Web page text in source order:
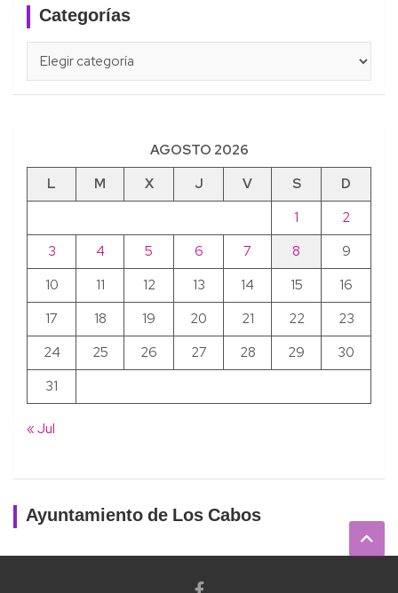
Categorías
AGOSTO 2026
L
M X J V S
D
1
2
3
4 5 6 7 8
9
10
11 12 13 14 15
16
17
18 19 20 21 22
23
24
25 26 27 28 29
30
31
« Jul
Ayuntamiento de Los Cabos